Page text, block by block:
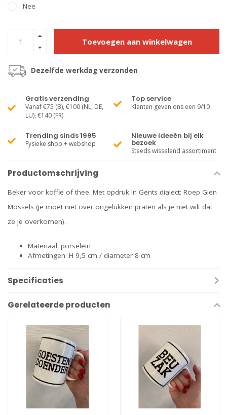
Nee
Toevoegen aan winkelwagen
Dezelfde werkdag verzonden
Gratis verzending
Vanaf €75 (B), €100 (NL, DE,
LU), €140 (FR)
Top service
Klanten geven ons een 9/10
Trending sinds 1995
Fysieke shop + webshop
Nieuwe ideeën bij elk
bezoek
Steeds wisselend assortiment
Productomschrijving
Beker voor koffie of thee. Met opdruk in Gents dialect: Roep Gien
Mossels (je moet niet over ongelukken praten als je niet wilt dat
ze je overkomen).
Materiaal: porselein
Afmetingen: H 9,5 cm / diameter 8 cm
Specificaties
Gerelateerde producten